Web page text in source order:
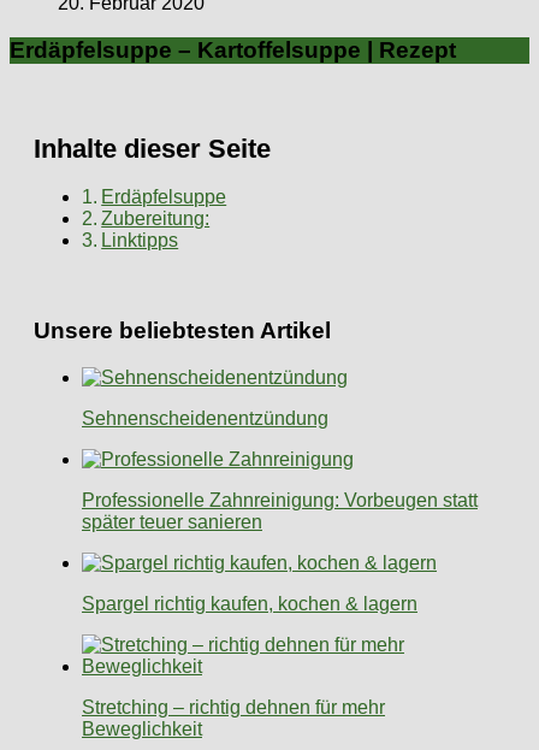
Erdäpfelsuppe – Kartoffelsuppe | Rezept
Inhalte dieser Seite
Erdäpfelsuppe
Zubereitung:
Linktipps
Unsere beliebtesten Artikel
Sehnenscheidenentzündung
Professionelle Zahnreinigung: Vorbeugen statt
später teuer sanieren
Spargel richtig kaufen, kochen & lagern
Stretching – richtig dehnen für mehr
Beweglichkeit